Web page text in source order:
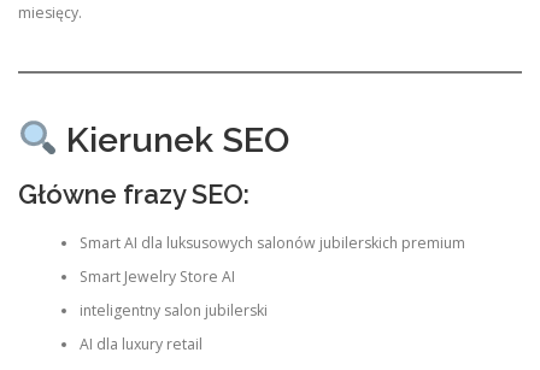
miesięcy.
Kierunek SEO
Główne frazy SEO:
Smart AI dla luksusowych salonów jubilerskich premium
Smart Jewelry Store AI
inteligentny salon jubilerski
AI dla luxury retail